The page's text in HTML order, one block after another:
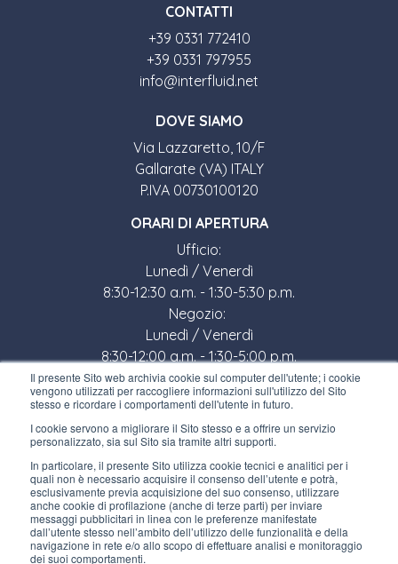
Il presente Sito web archivia cookie sul computer dell'utente; i cookie
vengono utilizzati per raccogliere informazioni sull'utilizzo del Sito
stesso e ricordare i comportamenti dell'utente in futuro.
I cookie servono a migliorare il Sito stesso e a offrire un servizio
personalizzato, sia sul Sito sia tramite altri supporti.
In particolare, il presente Sito utilizza cookie tecnici e analitici per i
quali non è necessario acquisire il consenso dell’utente e potrà,
esclusivamente previa acquisizione del suo consenso, utilizzare
anche cookie di profilazione (anche di terze parti) per inviare
messaggi pubblicitari in linea con le preferenze manifestate
dall’utente stesso nell’ambito dell’utilizzo delle funzionalità e della
navigazione in rete e/o allo scopo di effettuare analisi e monitoraggio
dei suoi comportamenti.
CONTATTI
+39 0331 772410
+39 0331 797955
info@interfluid.net
DOVE SIAMO
Via Lazzaretto, 10/F
Gallarate (VA) ITALY
P.IVA 00730100120
ORARI DI APERTURA
Ufficio:
Lunedì / Venerdì
8:30-12:30 a.m. - 1:30-5:30 p.m.
Negozio:
Lunedì / Venerdì
8:30-12:00 a.m. - 1:30-5:00 p.m.
LINK UTILI
Iscriviti alla newsletter
Lavora con noi
Gli imballi di Interfluid
Progetto di trasformazione digitale